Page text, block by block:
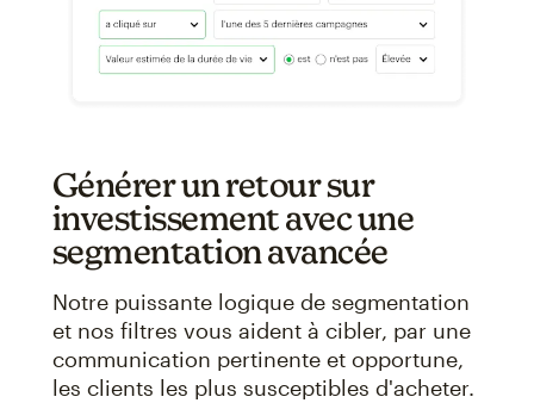
Générer un retour sur
investissement avec une
segmentation avancée
Notre puissante logique de segmentation
et nos filtres vous aident à cibler, par une
communication pertinente et opportune,
les clients les plus susceptibles d'acheter.